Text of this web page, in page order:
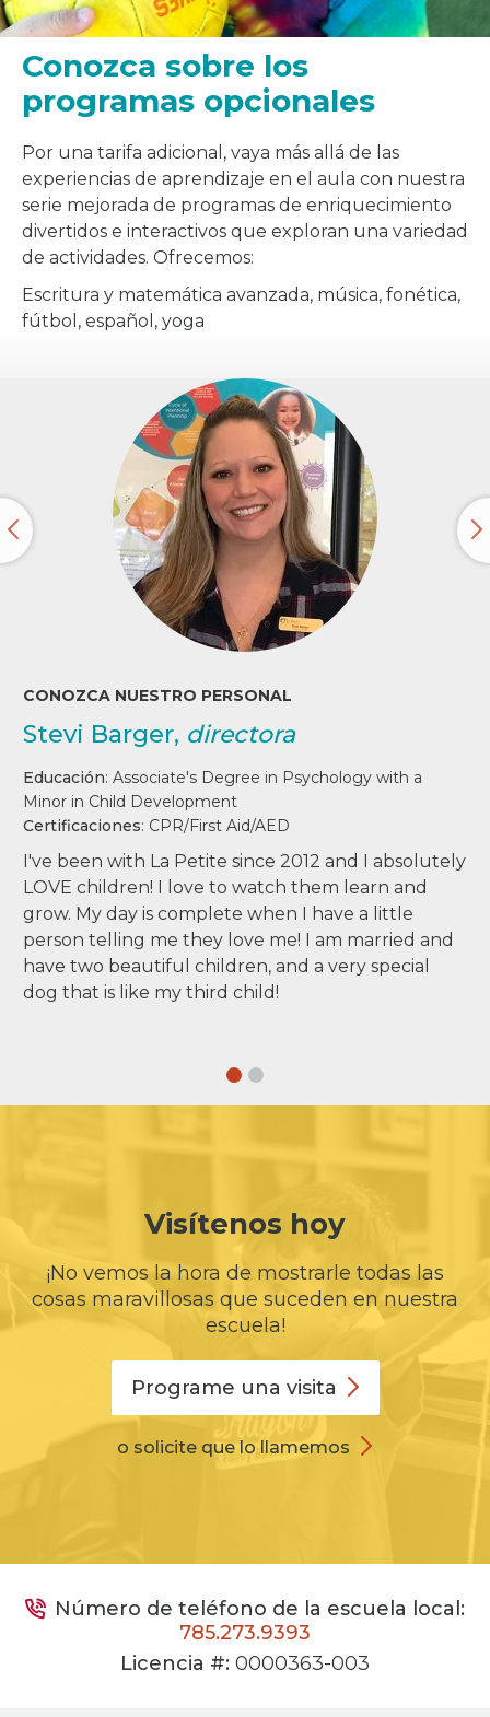
Conozca sobre los
programas opcionales
Por una tarifa adicional, vaya más allá de las
experiencias de aprendizaje en el aula con nuestra
serie mejorada de programas de enriquecimiento
divertidos e interactivos que exploran una variedad
de actividades. Ofrecemos:
Escritura y matemática avanzada, música, fonética,
fútbol, español, yoga
CONOZCA NUESTRO PERSONAL
Stevi Barger, directora
Educación:Associate's Degree in Psychology with a
Minor in Child Development
Certificaciones: CPR/First Aid/AED
I've been with La Petite since 2012 and I absolutely
LOVE children! I love to watch them learn and
grow. My day is complete when I have a little
person telling me they love me! I am married and
have two beautiful children, and a very special
dog that is like my third child!
Visítenos hoy
¡No vemos la hora de mostrarle todas las
cosas maravillosas que suceden en nuestra
escuela!
Programe una visita
o solicite que lo llamemos
Número de teléfono de la escuela local:
785.273.9393
Licencia #: 0000363-003